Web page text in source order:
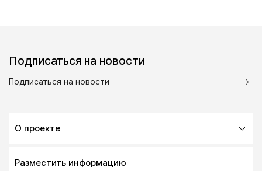
Подписаться на новости
О проекте
Разместить информацию